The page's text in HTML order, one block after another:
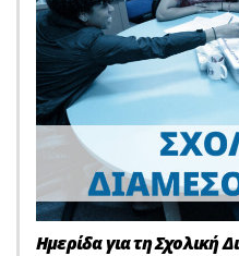
Ημερίδα για τη Σχολική